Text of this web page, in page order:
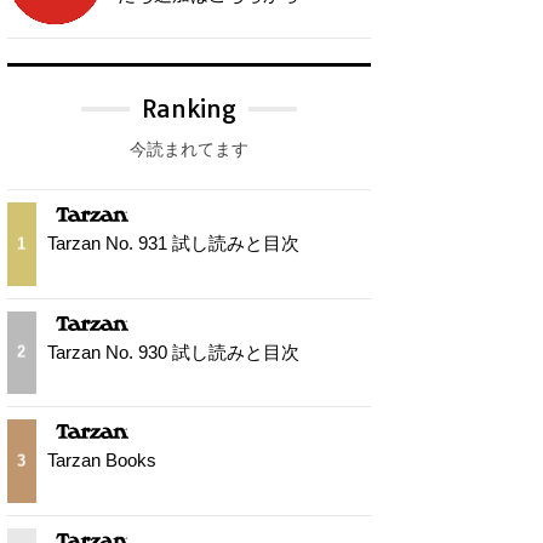
Ranking
今読まれてます
1 Tarzan No. 931 試し読みと目次
2 Tarzan No. 930 試し読みと目次
3 Tarzan Books